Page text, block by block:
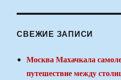
СВЕЖИЕ ЗАПИСИ
Москва Махачкала
путешествие между